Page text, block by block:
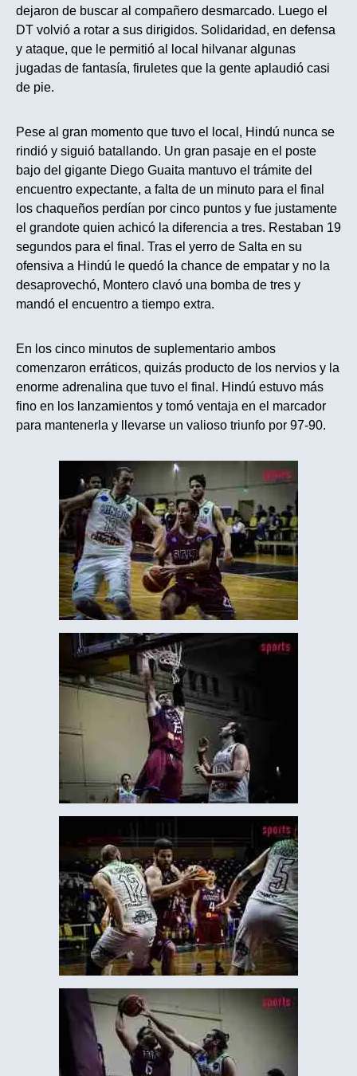
dejaron de buscar al compañero desmarcado. Luego el
DT volvió a rotar a sus dirigidos. Solidaridad, en defensa
y ataque, que le permitió al local hilvanar algunas
jugadas de fantasía, firuletes que la gente aplaudió casi
de pie.
Pese al gran momento que tuvo el local, Hindú nunca se
rindió y siguió batallando. Un gran pasaje en el poste
bajo del gigante Diego Guaita mantuvo el trámite del
encuentro expectante, a falta de un minuto para el final
los chaqueños perdían por cinco puntos y fue justamente
el grandote quien achicó la diferencia a tres. Restaban 19
segundos para el final. Tras el yerro de Salta en su
ofensiva a Hindú le quedó la chance de empatar y no la
desaprovechó, Montero clavó una bomba de tres y
mandó el encuentro a tiempo extra.
En los cinco minutos de suplementario ambos
comenzaron erráticos, quizás producto de los nervios y la
enorme adrenalina que tuvo el final. Hindú estuvo más
fino en los lanzamientos y tomó ventaja en el marcador
para mantenerla y llevarse un valioso triunfo por 97-90.